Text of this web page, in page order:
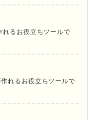
るお役立ちツールで
れるお役立ちツールで